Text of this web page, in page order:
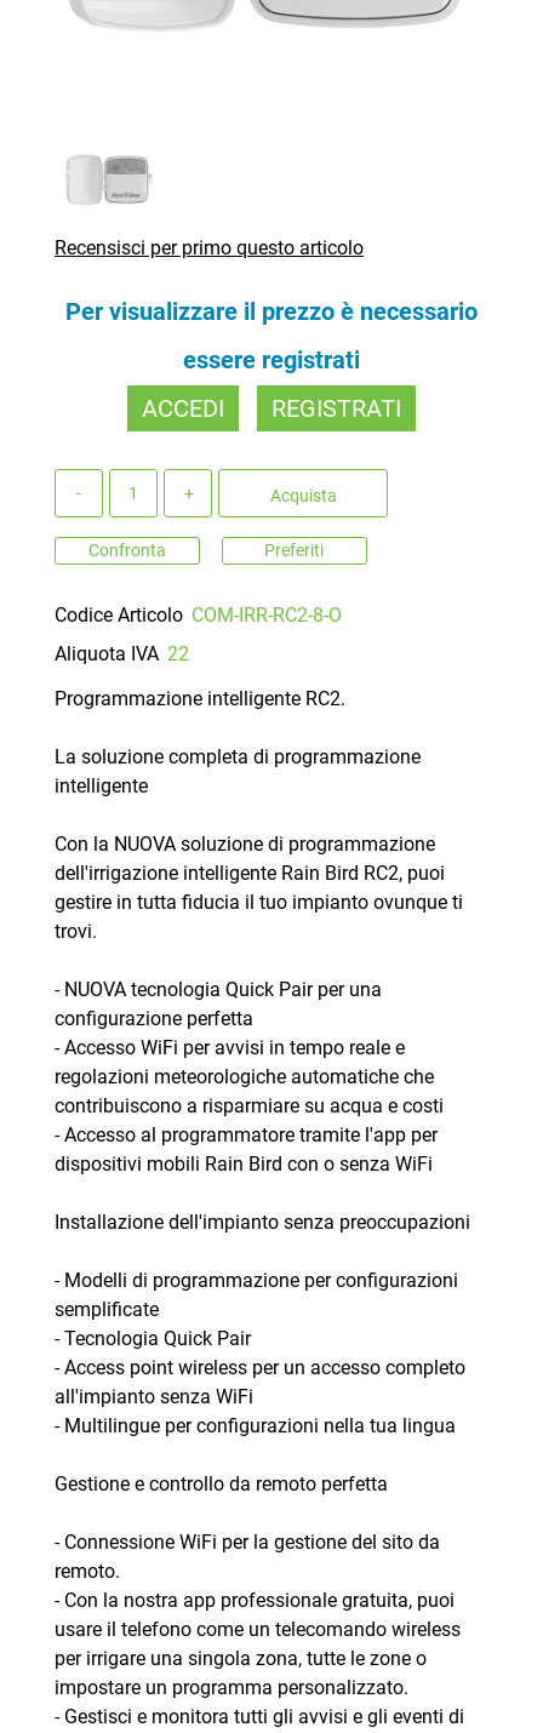
Recensisci per primo questo articolo
Per visualizzare il prezzo è necessario
essere registrati
ACCEDI
REGISTRATI
Acquista
Confronta Preferiti
Codice Articolo COM-IRR-RC2-8-O
Aliquota IVA 22
Programmazione intelligente RC2.
La soluzione completa di programmazione
intelligente
Con la NUOVA soluzione di programmazione
dell'irrigazione intelligente Rain Bird RC2, puoi
gestire in tutta fiducia il tuo impianto ovunque ti
trovi.
- NUOVA tecnologia Quick Pair per una
configurazione perfetta
- Accesso WiFi per avvisi in tempo reale e
regolazioni meteorologiche automatiche che
contribuiscono a risparmiare su acqua e costi
- Accesso al programmatore tramite l'app per
dispositivi mobili Rain Bird con o senza WiFi
Installazione dell'impianto senza preoccupazioni
- Modelli di programmazione per configurazioni
semplificate
- Tecnologia Quick Pair
- Access point wireless per un accesso completo
all'impianto senza WiFi
- Multilingue per configurazioni nella tua lingua
Gestione e controllo da remoto perfetta
- Connessione WiFi per la gestione del sito da
remoto.
- Con la nostra app professionale gratuita, puoi
usare il telefono come un telecomando wireless
per irrigare una singola zona, tutte le zone o
impostare un programma personalizzato.
- Gestisci e monitora tutti gli avvisi e gli eventi di